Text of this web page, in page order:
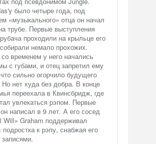
было четыре года, под
«музыкального» отца он начал
трубе. Первые выступления
проходили на крыльце его
немало прохожих.
временем у него начались
с губами, и отец запретил ему
что сильно огорчило будущего
Но нет худа без добра. В конце
переехала в Квинсбридж, где
увлекаться рэпом. Первые
написал в 9 лет. А его сосед
Will» Graham поддерживал
подростка к рэпу, снабжая его